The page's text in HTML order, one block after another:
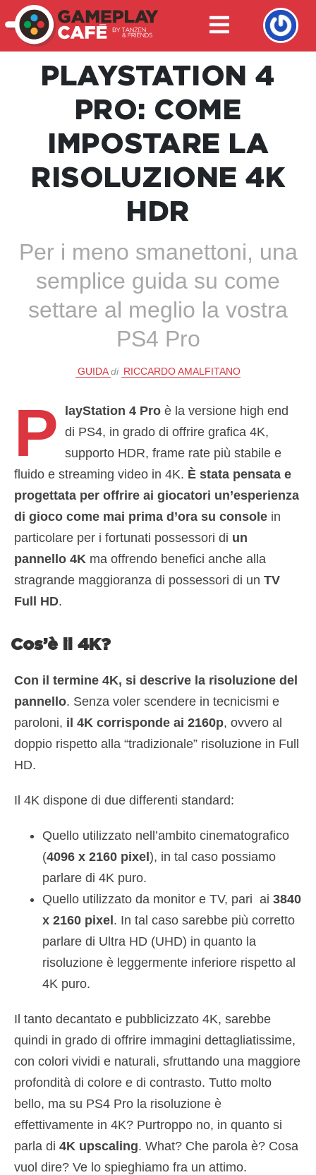
PLAYSTATION 4
PRO: COME
IMPOSTARE LA
RISOLUZIONE 4K
HDR
Per i meno smanettoni, una
semplice guida su come
settare al meglio la vostra
PS4 Pro
GUIDA di RICCARDO AMALFITANO
P layStation 4 Pro è la versione high end
di PS4, in grado di offrire grafica 4K,
supporto HDR, frame rate più stabile e
fluido e streaming video in 4K. È stata pensata e
progettata per offrire ai giocatori un’esperienza
di gioco come mai prima d’ora su console in
particolare per i fortunati possessori di un
pannello 4K ma offrendo benefici anche alla
stragrande maggioranza di possessori di un TV
Full HD.
Cos’è il 4K?
Con il termine 4K, si descrive la risoluzione del
pannello. Senza voler scendere in tecnicismi e
paroloni, il 4K corrisponde ai 2160p, ovvero al
doppio rispetto alla “tradizionale” risoluzione in Full
HD.
Il 4K dispone di due differenti standard:
Quello utilizzato nell’ambito cinematografico
(4096 x 2160 pixel ), in tal caso possiamo
parlare di 4K puro.
Quello utilizzato da monitor e TV, pari ai 3840
x 2160 pixel . In tal caso sarebbe più corretto
parlare di Ultra HD (UHD) in quanto la
risoluzione è leggermente inferiore rispetto al
4K puro.
Il tanto decantato e pubblicizzato 4K, sarebbe
quindi in grado di offrire immagini dettagliatissime,
con colori vividi e naturali, sfruttando una maggiore
profondità di colore e di contrasto. Tutto molto
bello, ma su PS4 Pro la risoluzione è
effettivamente in 4K? Purtroppo no, in quanto si
parla di 4K upscaling. What? Che parola è? Cosa
vuol dire? Ve lo spieghiamo fra un attimo.